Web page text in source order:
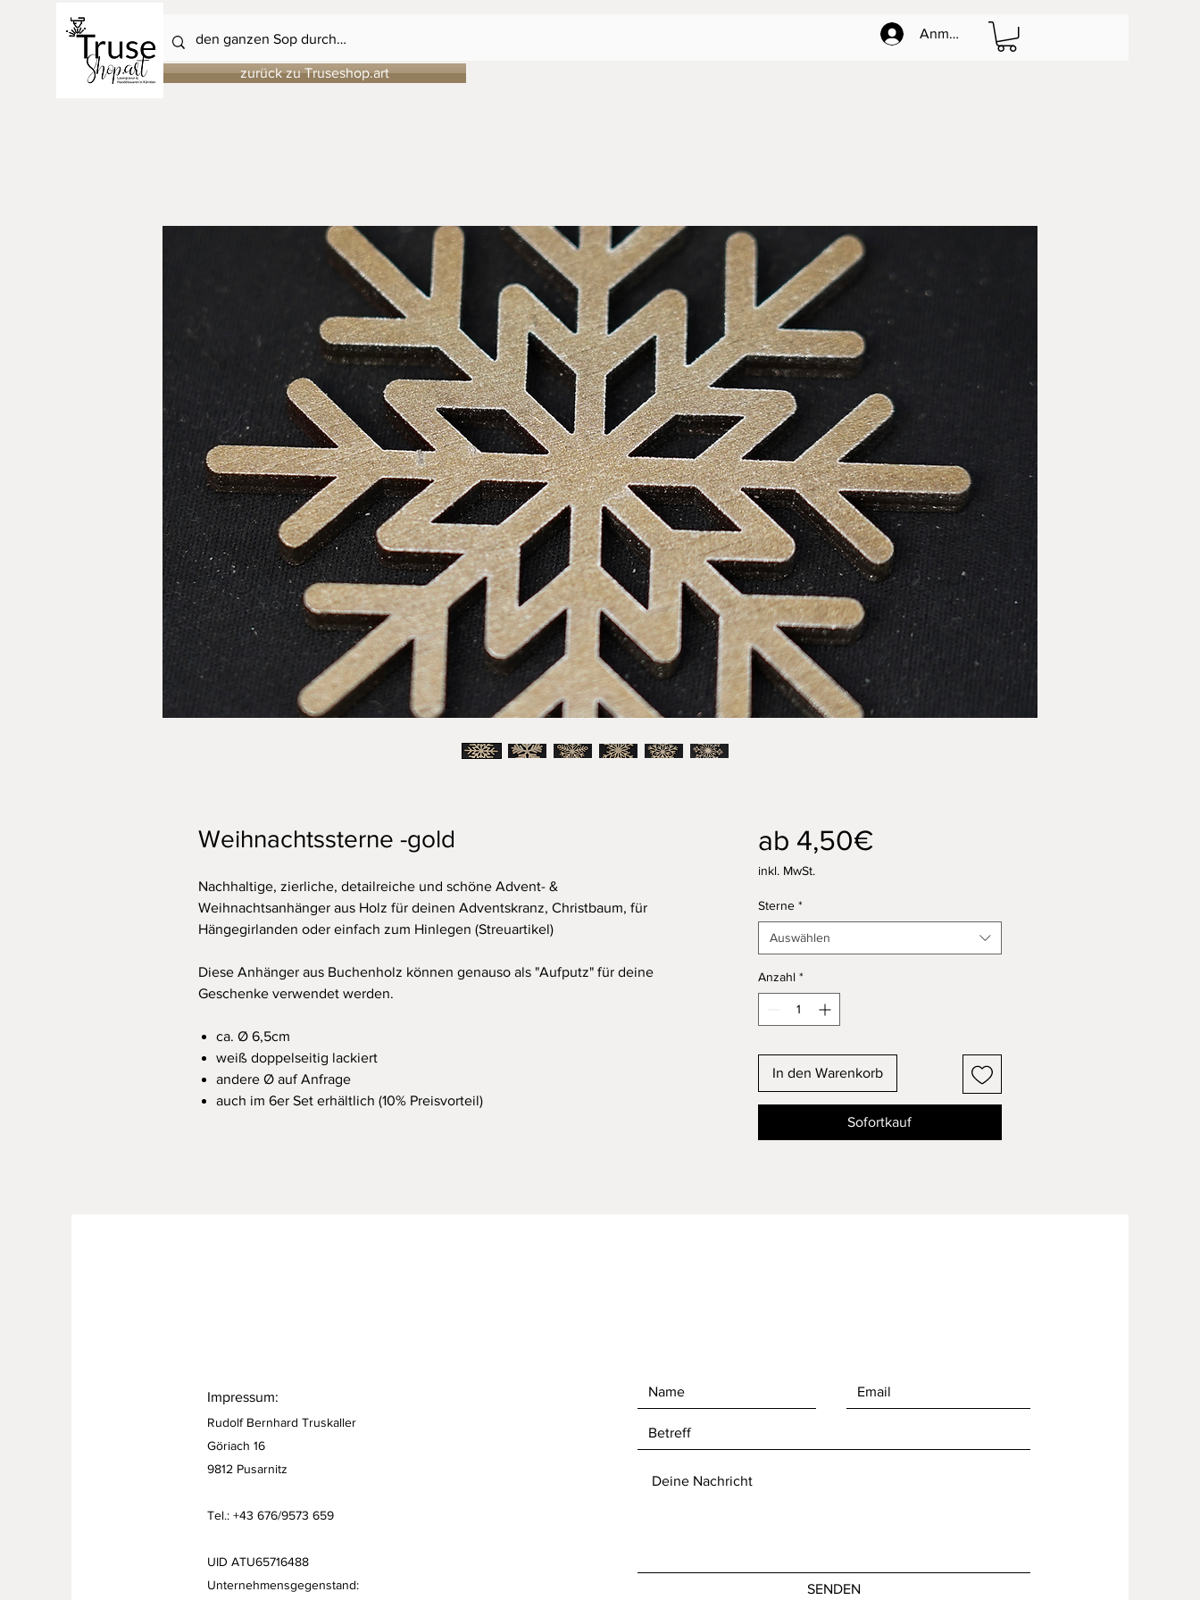
Anmelden
zurück zu Truseshop.art
Weihnachtssterne -gold
Nachhaltige, zierliche, detailreiche und schöne Advent- &
Weihnachtsanhänger aus Holz für deinen Adventskranz, Christbaum, für
Hängegirlanden oder einfach zum Hinlegen (Streuartikel)
Diese Anhänger aus Buchenholz können genauso als "Aufputz" für deine
Geschenke verwendet werden.
ca. Ø 6,5cm
weiß doppelseitig lackiert
andere Ø auf Anfrage
auch im 6er Set erhältlich (10% Preisvorteil)
ab 4,50€Sale-
inkl. MwSt.
Sterne *
Auswählen
Anzahl *
In den Warenkorb
Sofortkauf
Impressum:
Rudolf Bernhard Truskaller
Göriach 16
9812 Pusarnitz
Tel.: +43 676/9573 659
UID ATU65716488
Unternehmensgegenstand:
SENDEN